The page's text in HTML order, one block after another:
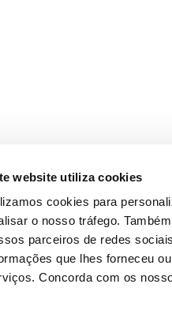
website utiliza cookies
cookies para
o nosso tráfego.
parceiros de redes
que lhes forneceu
Concorda com os